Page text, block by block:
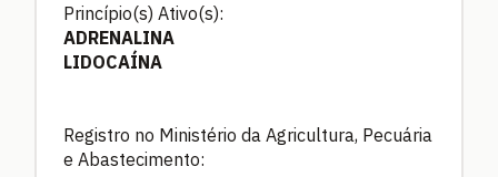
Princípio(s) Ativo(s):
ADRENALINA
LIDOCAÍNA
Registro no Ministério da Agricultura, Pecuária
e Abastecimento: